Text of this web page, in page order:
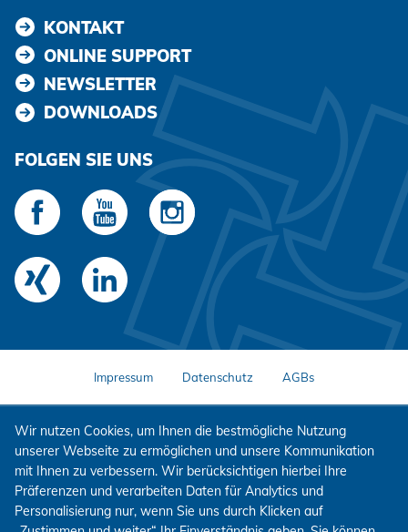
KONTAKT
ONLINE SUPPORT
NEWSLETTER
DOWNLOADS
FOLGEN SIE UNS
Impressum Datenschutz AGBs
Wir nutzen Cookies, um Ihnen die bestmögliche Nutzung
unserer Webseite zu ermöglichen und unsere Kommunikation
mit Ihnen zu verbessern. Wir berücksichtigen hierbei Ihre
Präferenzen und verarbeiten Daten für Analytics und
Personalisierung nur, wenn Sie uns durch Klicken auf